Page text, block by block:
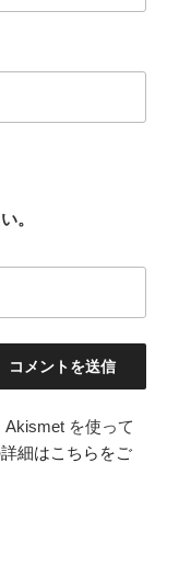
。
を使って
細はこちらをご